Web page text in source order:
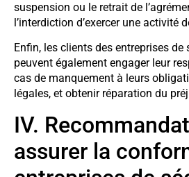
suspension ou le retrait de
l’interdiction d’exercer une activité
Enfin, les clients des entreprises de
peuvent également engager leur
cas de manquement à leurs
légales, et obtenir réparation du
IV.
assurer la